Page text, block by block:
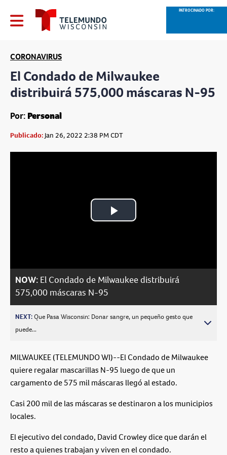
PATROCINADO POR:
CORONAVIRUS
El Condado de Milwaukee
distribuirá 575,000 máscaras N-95
Por: Personal
Publicado:Jan 26, 2022 2:38 PM CDT
Play
NOW: El Condado de Milwaukee distribuirá
575,000 máscaras N-95
NEXT:Que Pasa Wisconsin: Donar sangre, un pequeño gesto que
puede...
MILWAUKEE (TELEMUNDO WI)--El Condado de Milwaukee
quiere regalar mascarillas N-95 luego de que un
cargamento de 575 mil máscaras llegó al estado.
Casi 200 mil de las máscaras se destinaron a los municipios
locales.
El ejecutivo del condado, David Crowley dice que darán el
resto a quienes trabajan y viven en el condado.